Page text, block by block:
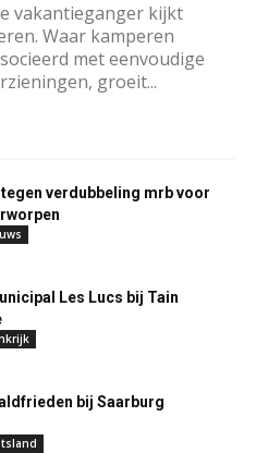
vakantieganger kijkt
Waar kamperen
met eenvoudige
groeit...
tegen verdubbeling mrb voor
Les Lucs bij Tain
bij Saarburg